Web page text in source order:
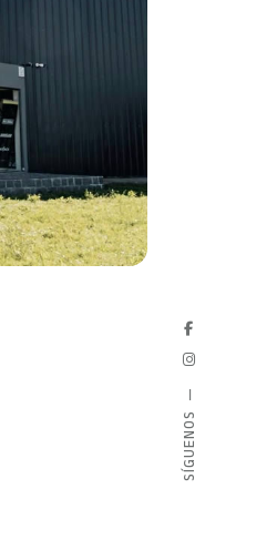
SÍGUENOS